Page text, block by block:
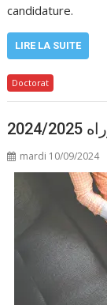
candidature.
LIRE LA SUITE
Doctorat
mardi 10/09/2024